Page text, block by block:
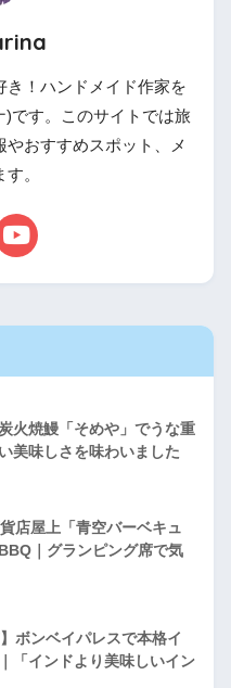
き！ハンドメイド作家を
)です。このサイトでは旅
おすすめスポット、メ
。
火焼鰻「そめや」でうな重
美味しさを味わいました
店屋上「青空バーベキュ
｜グランピング席で気
ボンベイパレスで本格イ
「インドより美味しいイン